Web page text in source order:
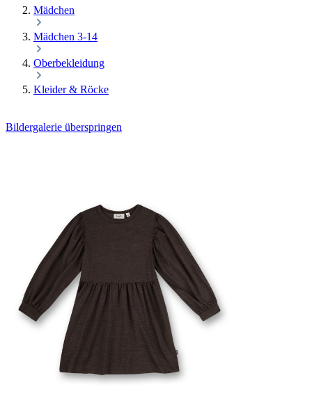
Mädchen
Mädchen 3-14
Oberbekleidung
Kleider & Röcke
Bildergalerie überspringen